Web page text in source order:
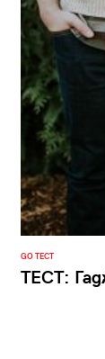
GO ТЕСТ
ТЕСТ: